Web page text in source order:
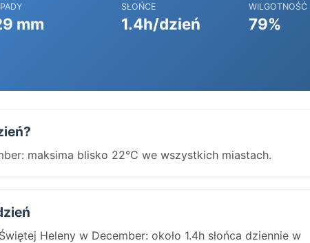
mm
SŁOŃCE
1.4h/dzień
WILGOTNOŚĆ
79%
maksima blisko 22°C we wszystkich miastach.
Heleny w December: około 1.4h słońca dziennie w